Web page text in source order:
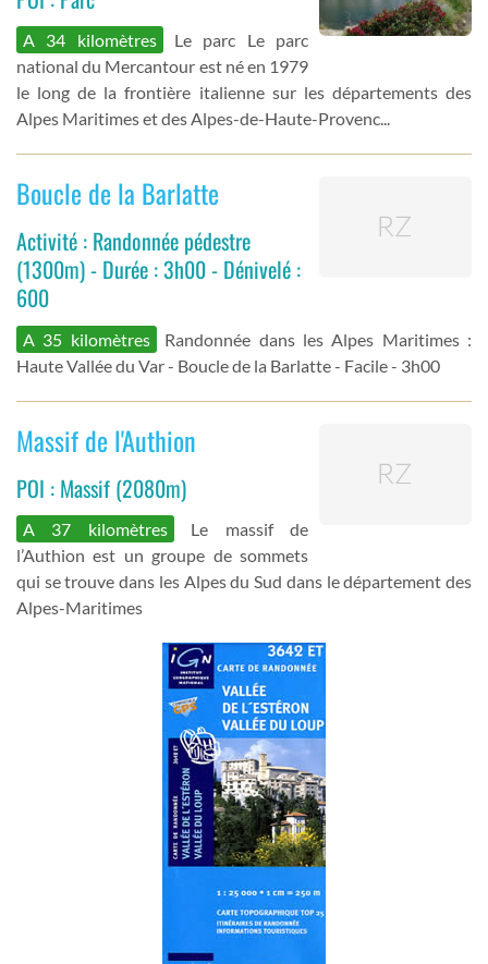
A 34 kilomètres
Le parc Le parc
national du Mercantour est né en 1979
le long de la frontière italienne sur les départements des
Alpes Maritimes et des Alpes-de-Haute-Provenc...
Boucle de la Barlatte
Activité : Randonnée pédestre
(1300m) - Durée : 3h00 - Dénivelé :
600
A 35 kilomètres
Randonnée dans les Alpes Maritimes :
Haute Vallée du Var - Boucle de la Barlatte - Facile - 3h00
Massif de l'Authion
POI : Massif (2080m)
A 37 kilomètres
Le massif de
l’Authion est un groupe de sommets
qui se trouve dans les Alpes du Sud dans le département des
Alpes-Maritimes